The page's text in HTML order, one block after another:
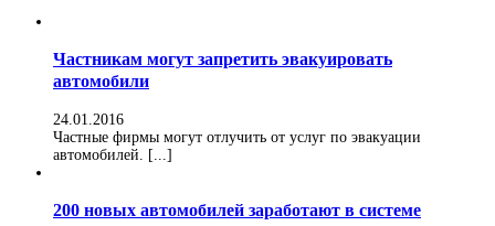
Частникам могут запретить эвакуировать
автомобили
24.01.2016
Частные фирмы могут отлучить от услуг по эвакуации
автомобилей. [...]
200 новых автомобилей заработают в системе